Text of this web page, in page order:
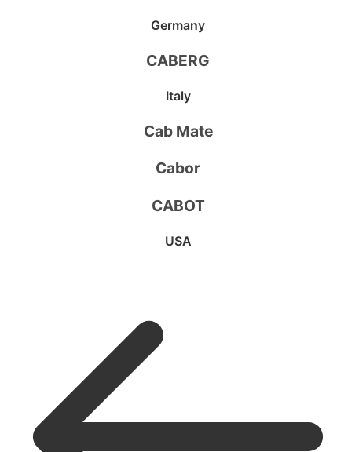
Germany
CABERG
Italy
Cab Mate
Cabor
CABOT
USA